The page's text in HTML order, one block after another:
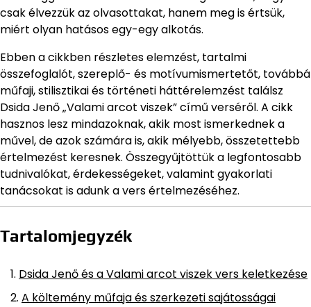
csak élvezzük az olvasottakat, hanem meg is értsük,
miért olyan hatásos egy-egy alkotás.
Ebben a cikkben részletes elemzést, tartalmi
összefoglalót, szereplő- és motívumismertetőt, továbbá
műfaji, stilisztikai és történeti háttérelemzést találsz
Dsida Jenő „Valami arcot viszek” című verséről. A cikk
hasznos lesz mindazoknak, akik most ismerkednek a
művel, de azok számára is, akik mélyebb, összetettebb
értelmezést keresnek. Összegyűjtöttük a legfontosabb
tudnivalókat, érdekességeket, valamint gyakorlati
tanácsokat is adunk a vers értelmezéséhez.
Tartalomjegyzék
Dsida Jenő és a Valami arcot viszek vers keletkezése
A költemény műfaja és szerkezeti sajátosságai